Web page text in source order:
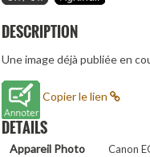
DESCRIPTION
Une image déjà publiée en
Copier le lien
DETAILS
Appareil Photo Canon